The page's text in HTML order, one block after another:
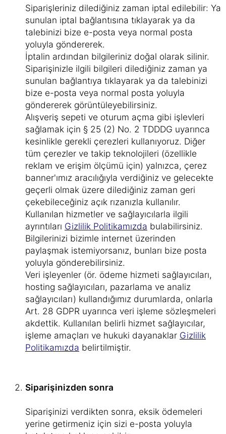
Siparişleriniz dilediğiniz zaman iptal edilebilir: Ya
sunulan iptal bağlantısına tıklayarak ya da
talebinizi bize e-posta veya normal posta
yoluyla göndererek.
İptalin ardından bilgileriniz doğal olarak silinir.
Siparişinizle ilgili bilgileri dilediğiniz zaman ya
sunulan bağlantıya tıklayarak ya da talebinizi
bize e-posta veya normal posta yoluyla
göndererek görüntüleyebilirsiniz.
Alışveriş sepeti ve oturum açma gibi işlevleri
sağlamak için § 25 (2) No. 2 TDDDG uyarınca
kesinlikle gerekli çerezleri kullanıyoruz. Diğer
tüm çerezler ve takip teknolojileri (özellikle
reklam ve erişim ölçümü için) yalnızca, çerez
banner'ımız aracılığıyla verdiğiniz ve gelecekte
geçerli olmak üzere dilediğiniz zaman geri
çekebileceğiniz açık rızanızla kullanılır.
Kullanılan hizmetler ve sağlayıcılarla ilgili
ayrıntıları Gizlilik Politikamızda bulabilirsiniz.
Bilgilerinizi bizimle internet üzerinden
paylaşmak istemiyorsanız, bunları bize posta
yoluyla gönderebilirsiniz.
Veri işleyenler (ör. ödeme hizmeti sağlayıcıları,
hosting sağlayıcıları, pazarlama ve analiz
sağlayıcıları) kullandığımız durumlarda, onlarla
Art. 28 GDPR uyarınca veri işleme sözleşmeleri
akdettik. Kullanılan belirli hizmet sağlayıcılar,
işleme amaçları ve hukuki dayanaklar Gizlilik
Politikamızda belirtilmiştir.
Siparişinizden sonra
Siparişinizi verdikten sonra, eksik ödemeleri
yerine getirmeniz için sizi e-posta yoluyla